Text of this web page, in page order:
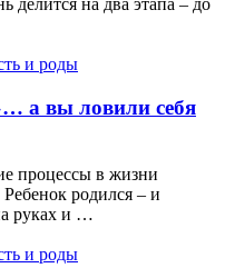
и роды
а вы ловили себя
процессы в жизни
родился – и
руках и …
и роды